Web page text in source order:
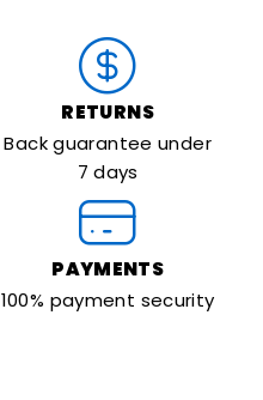
RETURNS
Back guarantee under
7 days
PAYMENTS
100% payment security